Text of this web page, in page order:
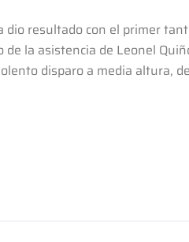
dio resultado con el primer
la asistencia de Leonel
disparo a media altura,